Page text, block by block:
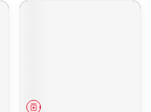
Geneesmiddel